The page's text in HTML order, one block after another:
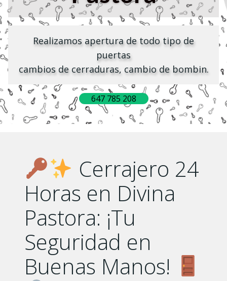
Realizamos apertura de todo tipo de
puertas
cambios de cerraduras, cambio de bombin.
647 785 208
Cerrajero 24
Horas en Divina
Pastora: ¡Tu
Seguridad en
Buenas Manos!